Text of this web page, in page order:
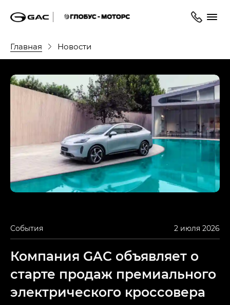
Главная Новости
События 2 июля 2026
Компания GAC объявляет о
старте продаж премиального
электрического кроссовера